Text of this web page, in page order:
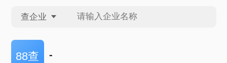
查企业
查企业
88查 -